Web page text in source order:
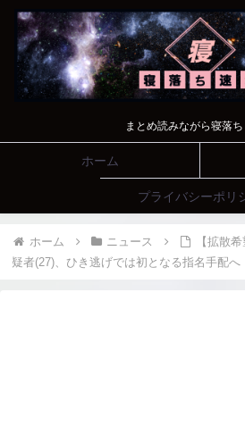
まとめ読みながら寝落ち
ホーム
プライバシーポリ
ホーム ニュース
【拡散
疑者(27)、ひき逃げでは初となる指名手配へ